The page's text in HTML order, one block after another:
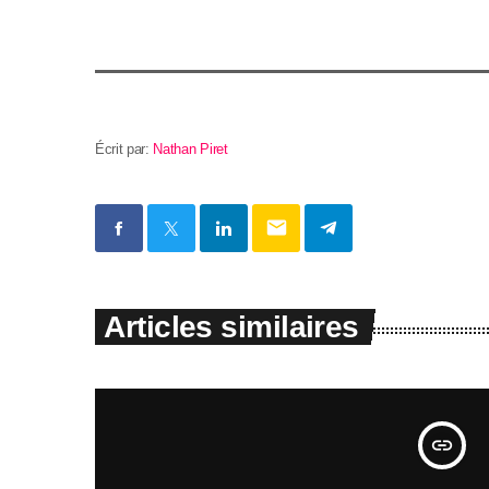
Écrit par: Nathan Piret
email
Articles similaires
insert_link